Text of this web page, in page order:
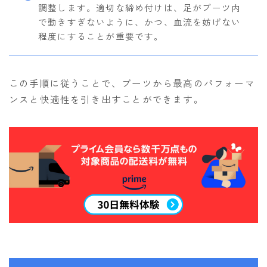
調整します。適切な締め付けは、足がブーツ内
で動きすぎないように、かつ、血流を妨げない
程度にすることが重要です。
この手順に従うことで、ブーツから最高のパフォーマ
ンスと快適性を引き出すことができます。